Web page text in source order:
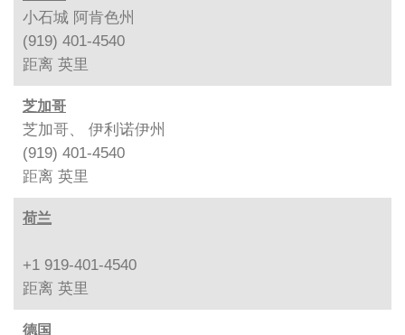
小石城 阿肯色州
(919) 401-4540
距离 英里
芝加哥
芝加哥、 伊利诺伊州
(919) 401-4540
距离 英里
荷兰
+1 919-401-4540
距离 英里
德国